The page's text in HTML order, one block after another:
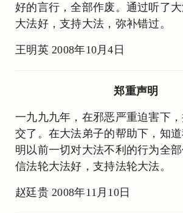
好的言行，全部作废。通过听了
大法好，支持大法，弥补错过。
王明英 2008年10月4日
郑重声明
一九九九年，在邪恶严重迫害下，
交了。在大法弟子的帮助下，知
明以前一切对大法不利的行为全
信法轮大法好，支持法轮大法。
赵廷贵 2008年11月10日